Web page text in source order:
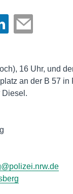
16 Uhr, und
an der B 57
Diesel.